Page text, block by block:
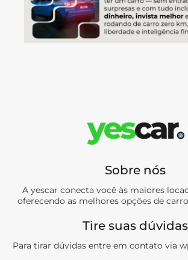
Sobre nós
A yescar conecta você às maiores
oferecendo as melhores opções de
Tire suas dúvidas
Para tirar dúvidas entre em contato via